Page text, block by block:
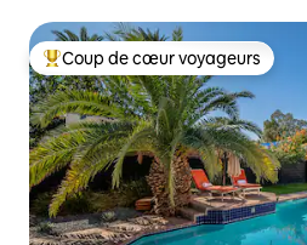
Coups de cœur voyageurs les
Coup de cœur voyageurs